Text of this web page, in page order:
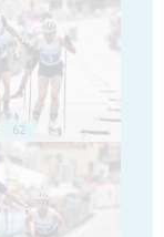
62